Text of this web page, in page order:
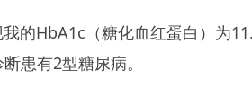
的HbA1c（糖化血红蛋白）为
患有2型糖尿病。